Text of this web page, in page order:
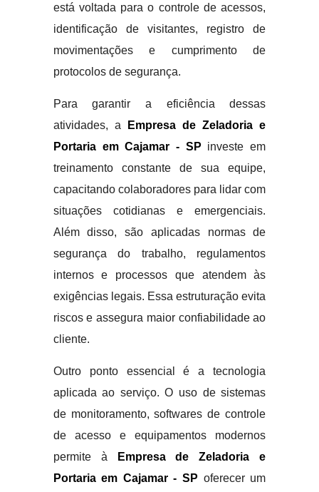
está voltada para o controle de acessos,
identificação de visitantes, registro de
movimentações e cumprimento de
protocolos de segurança.
Para garantir a eficiência dessas
atividades, a
Empresa de Zeladoria e
Portaria em Cajamar - SP investe em
treinamento constante de sua equipe,
capacitando colaboradores para lidar com
situações cotidianas e emergenciais.
Além disso, são aplicadas normas de
segurança do trabalho, regulamentos
internos e processos que atendem às
exigências legais. Essa estruturação evita
riscos e assegura maior confiabilidade ao
cliente.
Outro ponto essencial é a tecnologia
aplicada ao serviço. O uso de sistemas
de monitoramento, softwares de controle
de acesso e equipamentos modernos
permite à
Empresa de Zeladoria e
Portaria em Cajamar - SP oferecer um